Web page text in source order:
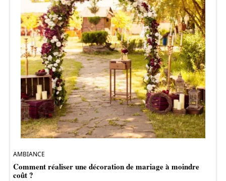
AMBIANCE
Comment réaliser une décoration de mariage à moindre
coût ?